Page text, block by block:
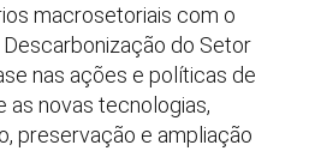
macrosetoriais com o
Descarbonização do Setor
nas ações e políticas de
as novas tecnologias,
preservação e ampliação